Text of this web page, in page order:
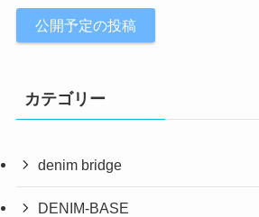
公開予定の投稿
カテゴリー
denim bridge
DENIM-BASE